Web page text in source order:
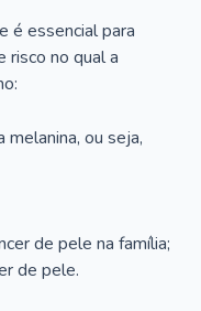
é essencial para
risco no qual a
ou seja,
de pele na família;
de pele.